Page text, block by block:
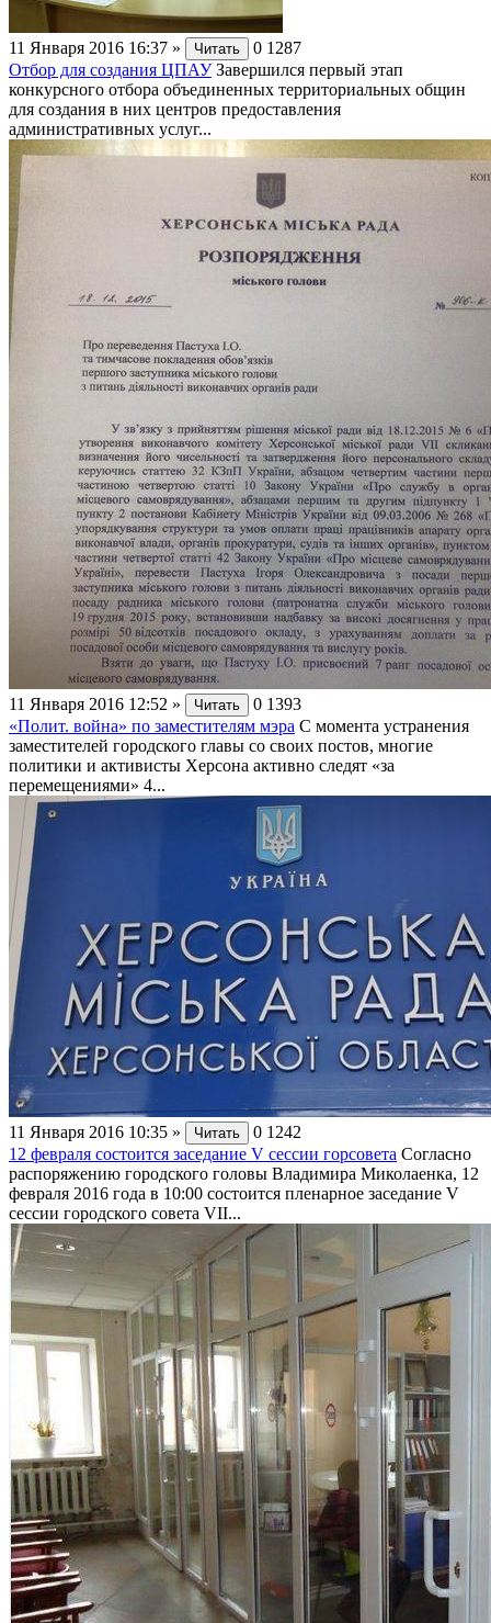
11 Января 2016 16:37 » Читать 0 1287
Отбор для создания ЦПАУ Завершился первый этап
конкурсного отбора объединенных территориальных общин
для создания в них центров предоставления
административных услуг...
11 Января 2016 12:52 » Читать 0 1393
«Полит. война» по заместителям мэра С момента устранения
заместителей городского главы со своих постов, многие
политики и активисты Херсона активно следят «за
перемещениями» 4...
11 Января 2016 10:35 » Читать 0 1242
12 февраля состоится заседание V сессии горсовета Согласно
распоряжению городского головы Владимира Миколаенка, 12
февраля 2016 года в 10:00 состоится пленарное заседание V
сессии городского совета VII...